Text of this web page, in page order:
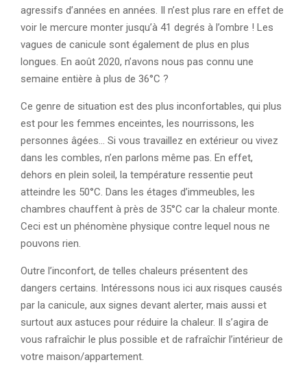
agressifs d’années en années. Il n’est plus rare en effet de
voir le mercure monter jusqu’à 41 degrés à l’ombre ! Les
vagues de canicule sont également de plus en plus
longues. En août 2020, n’avons nous pas connu une
semaine entière à plus de 36°C ?
Ce genre de situation est des plus inconfortables, qui plus
est pour les femmes enceintes, les nourrissons, les
personnes âgées… Si vous travaillez en extérieur ou vivez
dans les combles, n’en parlons même pas. En effet,
dehors en plein soleil, la température ressentie peut
atteindre les 50°C. Dans les étages d’immeubles, les
chambres chauffent à près de 35°C car la chaleur monte.
Ceci est un phénomène physique contre lequel nous ne
pouvons rien.
Outre l’inconfort, de telles chaleurs présentent des
dangers certains. Intéressons nous ici aux risques causés
par la canicule, aux signes devant alerter, mais aussi et
surtout aux astuces pour réduire la chaleur. Il s’agira de
vous rafraîchir le plus possible et de rafraîchir l’intérieur de
votre maison/appartement.